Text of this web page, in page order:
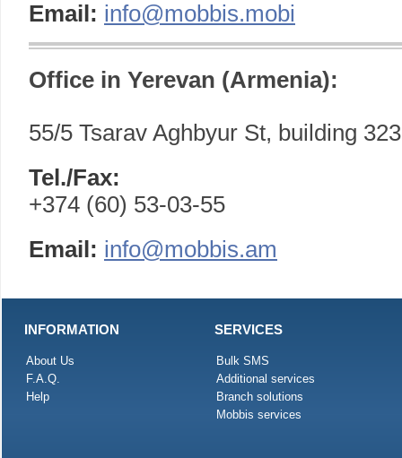
Email: info@mobbis.mobi
Office in Yerevan (Armenia):
55/5 Tsarav Aghbyur St, building 323
Tel./Fax:
+374 (60) 53-03-55
Email: info@mobbis.am
INFORMATION
About Us
F.A.Q.
Help
SERVICES
Bulk SMS
Additional services
Branch solutions
Mobbis services